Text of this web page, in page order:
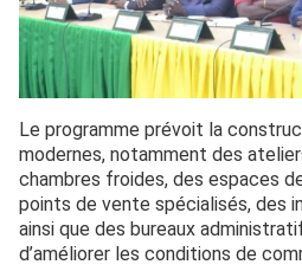
Le programme prévoit la
modernes, notamment des
chambres froides, des espaces
points de vente spécialisés, des
ainsi que des bureaux
d’améliorer les conditions de